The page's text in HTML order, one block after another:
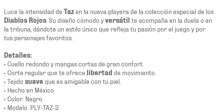
Luce la intensidad de Tazen la nueva playera de la colección especial de los
Diablos Rojos . Su diseño cómodo yversátil te acompaña en la duela o en
la tribuna, dándote un estilo único que refleja tu pasión por el juego y por
tus personajes favoritos.
Detalles:
• Cuello redondo y mangas cortas de gran confort.
• Corte regular que te ofrece libertad de movimiento.
• Tejido suave que es amigable con tu piel.
• Hecho en México.
• Color: Negro.
• Modelo: PLY-TAZ-2